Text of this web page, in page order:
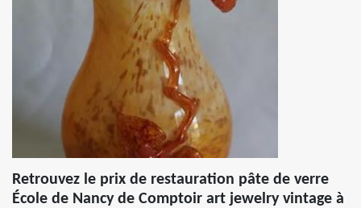
Retrouvez le prix de restauration pâte de verre
École de Nancy de Comptoir art jewelry vintage à